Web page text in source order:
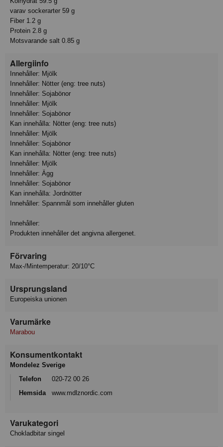
varav sockerarter 59 g
Fiber 1.2 g
Protein 2.8 g
Motsvarande salt 0.85 g
Allergiinfo
Innehåller: Mjölk
Innehåller: Nötter (eng: tree nuts)
Innehåller: Sojabönor
Innehåller: Mjölk
Innehåller: Sojabönor
Kan innehålla: Nötter (eng: tree nuts)
Innehåller: Mjölk
Innehåller: Sojabönor
Kan innehålla: Nötter (eng: tree nuts)
Innehåller: Mjölk
Innehåller: Ägg
Innehåller: Sojabönor
Kan innehålla: Jordnötter
Innehåller: Spannmål som innehåller gluten
Innehåller:
Produkten innehåller det angivna allergenet.
Förvaring
Max-/Mintemperatur: 20/10°C
Ursprungsland
Europeiska unionen
Varumärke
Marabou
Konsumentkontakt
Mondelez Sverige
Telefon
020-72 00 26
Hemsida
www.mdlznordic.com
Varukategori
Chokladbitar singel